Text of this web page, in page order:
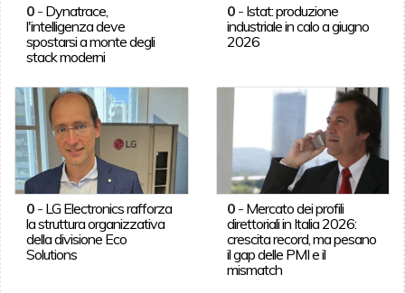
0- Dynatrace,
l'intelligenza deve
spostarsi a monte degli
stack moderni
0 - Istat: produzione
industriale in calo a giugno
2026
0- LG Electronics rafforza
la struttura organizzativa
della divisione Eco
Solutions
0 - Mercato dei profili
direttoriali in Italia 2026:
crescita record, ma pesano
il gap delle PMI e il
mismatch